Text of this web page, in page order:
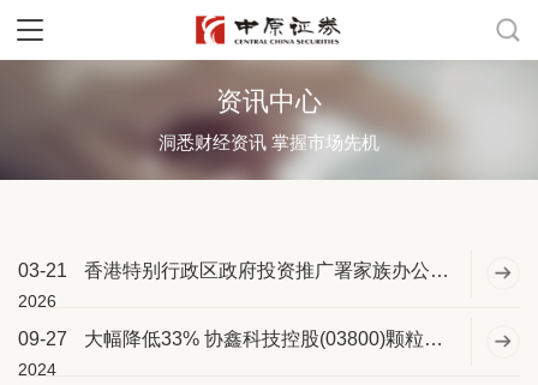
资讯中心
洞悉财经资讯 掌握市场先机
03-21
2026
香港特别行政区政府投资推广署家族办公室方展光:香港家办站上全球资产重配置风口
09-27
2024
大幅降低33% 协鑫科技控股(03800)颗粒硅碳足迹再次刷新全球纪录